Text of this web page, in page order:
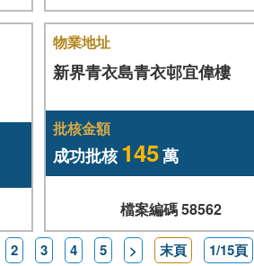
物業地址
新界青衣島青衣邨宜偉樓
批核金額
成功批核145萬
檔案編碼 58562
2 3 4 5 > 末頁 1/15頁